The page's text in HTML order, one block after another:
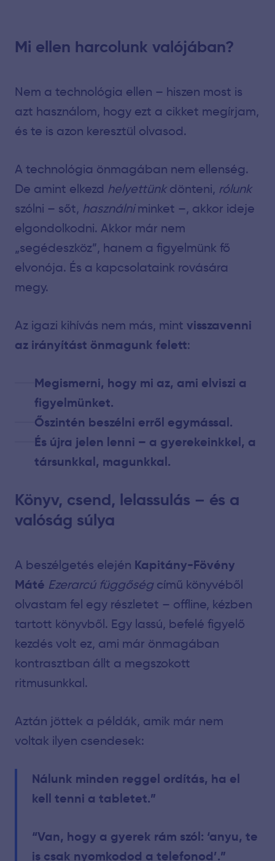
Mi ellen harcolunk valójában?
Nem a technológia ellen – hiszen most is
azt használom, hogy ezt a cikket megírjam,
és te is azon keresztül olvasod.
A technológia önmagában nem ellenség.
De amint elkezd helyettünkdönteni, rólunk
szólni – sőt, használniminket –, akkor ideje
elgondolkodni. Akkor már nem
„segédeszköz”, hanem a figyelmünk fő
elvonója. És a kapcsolataink rovására
megy.
Az igazi kihívás nem más, mint visszavenni
az irányítást önmagunk felett:
Megismerni, hogy mi az, ami elviszi a
figyelmünket.
Őszintén beszélni erről egymással.
És újra jelen lenni – a gyerekeinkkel, a
társunkkal, magunkkal.
Könyv, csend, lelassulás – és a
valóság súlya
A beszélgetés elején Kapitány-Fövény
Máté Ezerarcú függőségcímű könyvéből
olvastam fel egy részletet – offline, kézben
tartott könyvből. Egy lassú, befelé figyelő
kezdés volt ez, ami már önmagában
kontrasztban állt a megszokott
ritmusunkkal.
Aztán jöttek a példák, amik már nem
voltak ilyen csendesek:
Nálunk minden reggel ordítás, ha el
kell tenni a tabletet.”
“Van, hogy a gyerek rám szól: ‘anyu, te
is csak nyomkodod a telefonod’.”